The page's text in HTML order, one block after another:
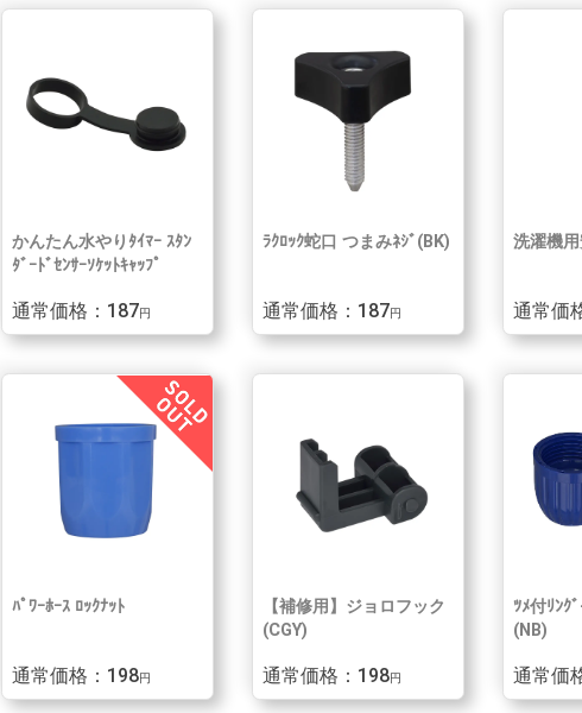
かんたん水やりﾀｲﾏｰ ｽﾀﾝ
ﾀﾞｰﾄﾞｾﾝｻｰｿｹｯﾄｷｬｯﾌﾟ
通常価格：187円
ﾗｸﾛｯｸ蛇口 つまみﾈｼﾞ(BK)
通常価格：187円
洗濯機
通常価
ﾊﾟﾜｰﾎｰｽ ﾛｯｸﾅｯﾄ
通常価格：198円
【補修用】ジョロフック
(CGY)
通常価格：198円
ﾂﾒ付ﾘﾝｸ
(NB)
通常価